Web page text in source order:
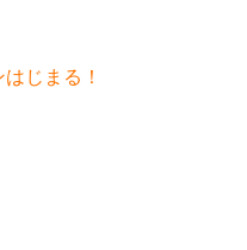
じまる！